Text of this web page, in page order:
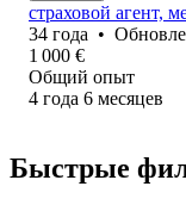
страховой агент,
34 года •
1 000 €
Общий опыт
4 года 6 месяцев
Быстрые